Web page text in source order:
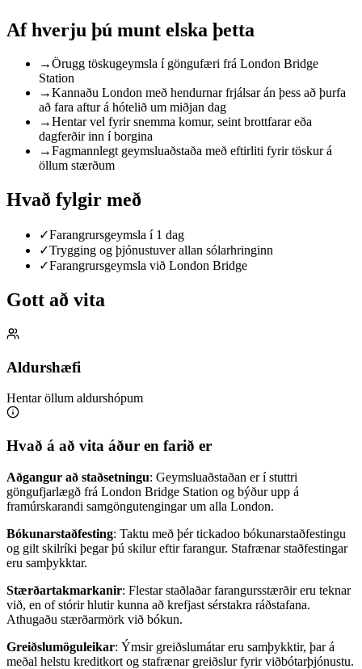
Af hverju þú munt elska þetta
→Örugg töskugeymsla í göngufæri frá London Bridge
Station
→Kannaðu London með hendurnar frjálsar án þess að þurfa
að fara aftur á hótelið um miðjan dag
→Hentar vel fyrir snemma komur, seint brottfarar eða
dagferðir inn í borgina
→Fagmannlegt geymsluaðstaða með eftirliti fyrir töskur á
öllum stærðum
Hvað fylgir með
✓Farangrursgeymsla í 1 dag
✓Trygging og þjónustuver allan sólarhringinn
✓Farangrursgeymsla við London Bridge
Gott að vita
Aldurshæfi
Hentar öllum aldurshópum
Hvað á að vita áður en farið er
Aðgangur að staðsetningu: Geymsluaðstaðan er í stuttri
göngufjarlægð frá London Bridge Station og býður upp á
framúrskarandi samgöngutengingar um alla London.
Bókunarstaðfesting: Taktu með þér tickadoo bókunarstaðfestingu
og gilt skilríki þegar þú skilur eftir farangur. Stafrænar staðfestingar
eru samþykktar.
Stærðartakmarkanir: Flestar staðlaðar farangursstærðir eru teknar
við, en of stórir hlutir kunna að krefjast sérstakra ráðstafana.
Athugaðu stærðarmörk við bókun.
Greiðslumöguleikar: Ýmsir greiðslumátar eru samþykktir, þar á
meðal helstu kreditkort og stafrænar greiðslur fyrir viðbótarþjónustu.